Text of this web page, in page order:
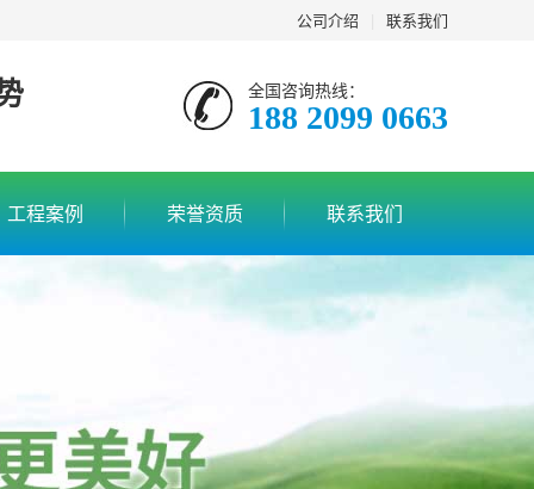
公司介绍 联系我们
全国咨询热线：
188 2099 0663
工程案例 荣誉资质 联系我们